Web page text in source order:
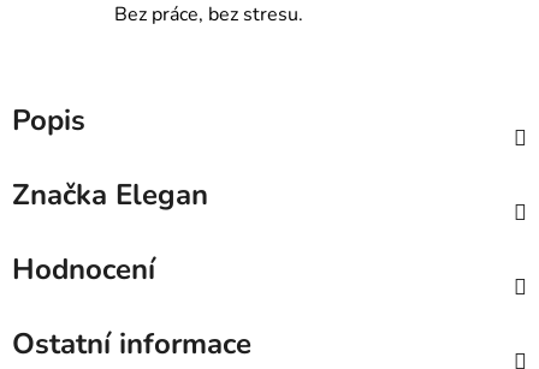
Bez práce, bez stresu.
Popis
Značka Elegan
Hodnocení
Ostatní informace